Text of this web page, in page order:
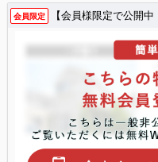
会員限定 【会員様限定で公開中